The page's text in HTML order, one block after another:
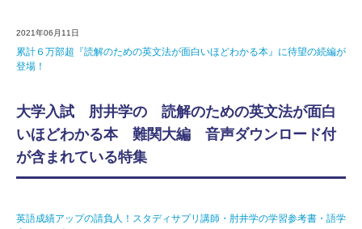
2021年06月11日
累計６万部超『読解のための英文法が面白いほどわかる本』に待望の続編が
登場！
大学入試 肘井学の 読解のための英文法が面白
いほどわかる本 難関大編 音声ダウンロード付
が含まれている特集
英語成績アップの請負人！スタディサプリ講師・肘井学の学習参考書・語学